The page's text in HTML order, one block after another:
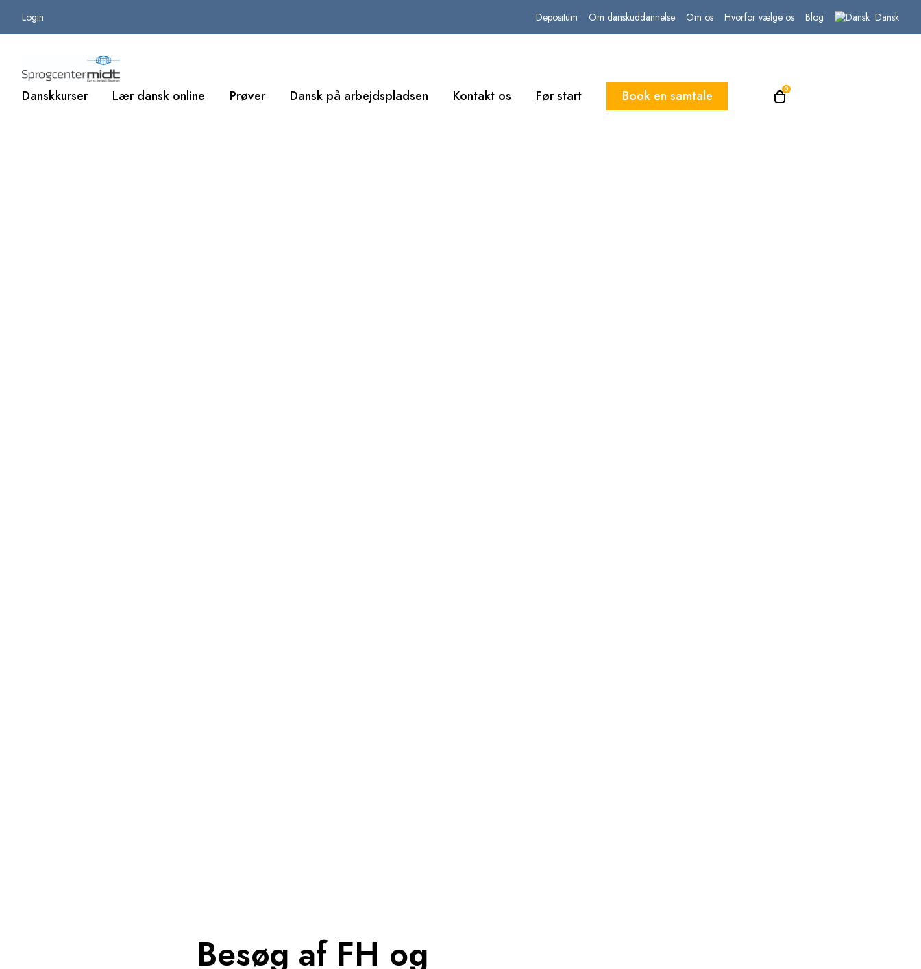
Login Depositum Om danskuddannelse Om os Hvorfor vælge os Blog Dansk
Danskkurser Lær dansk online Prøver Dansk på arbejdspladsen Kontakt os Før start Book en samtale 0
Besøg af FH og